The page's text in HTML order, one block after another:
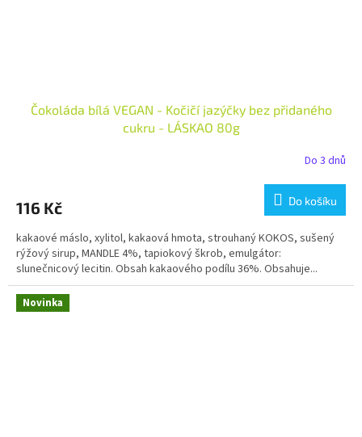
Čokoláda bílá VEGAN - Kočičí jazýčky bez přidaného
cukru - LÁSKAO 80g
Do 3 dnů
116 Kč Do košíku
kakaové máslo, xylitol, kakaová hmota, strouhaný KOKOS, sušený
rýžový sirup, MANDLE 4%, tapiokový škrob, emulgátor:
slunečnicový lecitin. Obsah kakaového podílu 36%. Obsahuje...
Novinka